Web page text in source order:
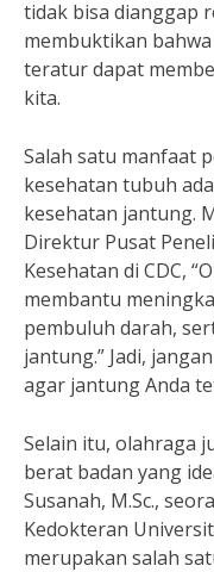
tidak bisa dianggap
membuktikan
teratur dapat
kita.
Salah satu manfaat
kesehatan tubuh
kesehatan jantung.
Direktur Pusat
Kesehatan di CDC,
membantu
pembuluh darah,
jantung.” Jadi,
agar jantung Anda
Selain itu, olahraga
berat badan yang
Susanah, M.Sc.,
Kedokteran
merupakan salah